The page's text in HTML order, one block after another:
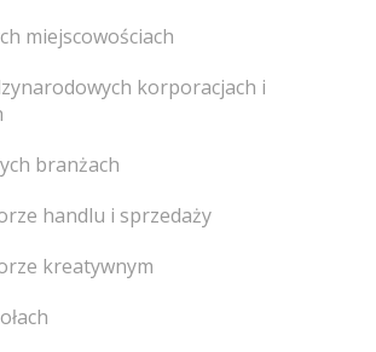
miejscowościach
korporacjach i
branżach
handlu i sprzedaży
kreatywnym